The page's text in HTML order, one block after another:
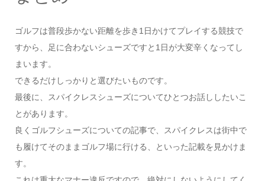
ゴルフは普段歩かない距離を歩き1日かけてプレイする競技で
すから、足に合わないシューズですと1日が大変辛くなってし
まいます。
できるだけしっかりと選びたいものです。
最後に、スパイクレスシューズについてひとつお話ししたいこ
とがあります。
良くゴルフシューズについての記事で、スパイクレスは街中で
も履けてそのままゴルフ場に行ける、といった記載を見かけま
す。